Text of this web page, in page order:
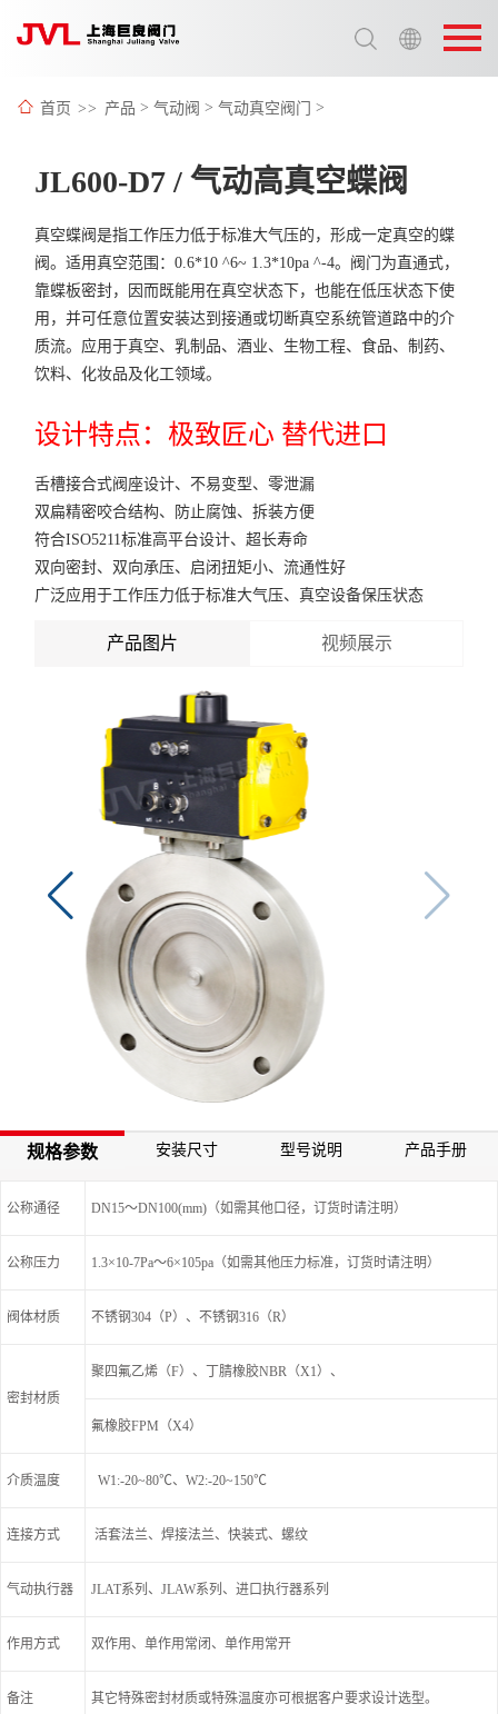
选择语言:
英语 / English
首页 >> 产品 > 气动阀 > 气动真空阀门 >
JL600-D7 / 气动高真空蝶阀
真空蝶阀是指工作压力低于标准大气压的，形成一定真空的蝶
阀。适用真空范围：0.6*10 ^6~ 1.3*10pa ^-4。阀门为直通式，
靠蝶板密封，因而既能用在真空状态下，也能在低压状态下使
用，并可任意位置安装达到接通或切断真空系统管道路中的介
质流。应用于真空、乳制品、酒业、生物工程、食品、制药、
饮料、化妆品及化工领域。
设计特点：极致匠心 替代进口
舌槽接合式阀座设计、不易变型、零泄漏
双扁精密咬合结构、防止腐蚀、拆装方便
符合ISO5211标准高平台设计、超长寿命
双向密封、双向承压、启闭扭矩小、流通性好
广泛应用于工作压力低于标准大气压、真空设备保压状态
产品图片 视频展示
规格参数 安装尺寸 型号说明 产品手册
公称通径 DN15～DN100(mm)（如需其他口径，订货时请注明）
公称压力 1.3×10-7Pa～6×105pa（如需其他压力标准，订货时请注明）
阀体材质 不锈钢304（P）、不锈钢316（R）
密封材质
聚四氟乙烯（F）、丁腈橡胶NBR（X1）、
氟橡胶FPM（X4）
介质温度 W1:-20~80℃、W2:-20~150℃
连接方式 活套法兰、焊接法兰、快装式、螺纹
气动执行器 JLAT系列、JLAW系列、进口执行器系列
作用方式 双作用、单作用常闭、单作用常开
备注 其它特殊密封材质或特殊温度亦可根据客户要求设计选型。